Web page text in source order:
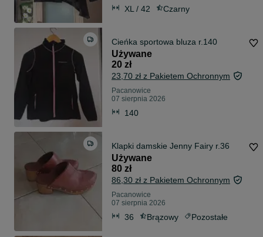
XL / 42 Czarny
Cieńka sportowa bluza r.140
Używane
20 zł
23,70 zł z Pakietem Ochronnym
Pacanowice
07 sierpnia 2026
140
Klapki damskie Jenny Fairy r.36
Używane
80 zł
86,30 zł z Pakietem Ochronnym
Pacanowice
07 sierpnia 2026
36 Brązowy Pozostałe